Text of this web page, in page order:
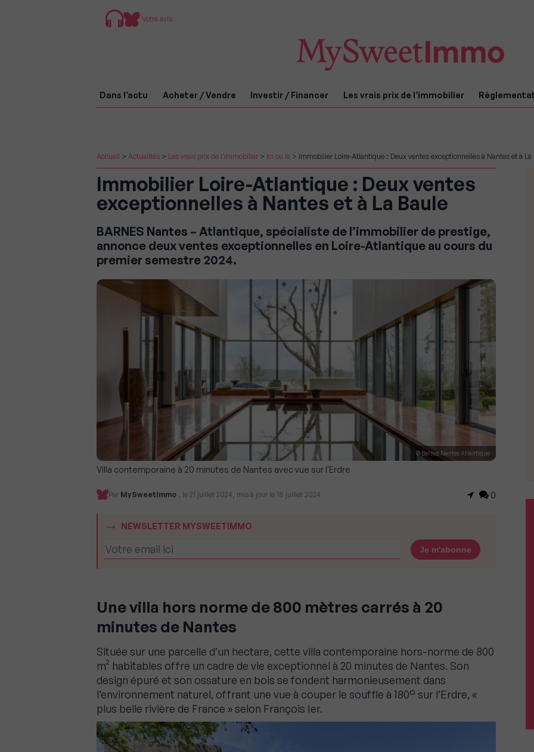
Votre avis
Dans l’actu Acheter / Vendre Investir / Financer Les vrais prix de l’immobilier
Accueil > Actualités > Les vrais prix de l'immobilier > Ici ou là > Immobilier Loire-Atlantique : Deux ventes exceptionnelles à Nantes et à La
Immobilier Loire-Atlantique : Deux ventes
exceptionnelles à Nantes et à La Baule
BARNES Nantes – Atlantique, spécialiste de l’immobilier de prestige,
annonce deux ventes exceptionnelles en Loire-Atlantique au cours du
premier semestre 2024.
© Barnes Nantes Atlantique
Villa contemporaine à 20 minutes de Nantes avec vue sur l'Erdre
Par MySweetImmo , le 21 juillet 2024, mis à jour le 18 juillet 2024 0
NEWSLETTER MYSWEETIMMO
Une villa hors norme de 800 mètres carrés à 20
minutes de Nantes
Située sur une parcelle d’un hectare, cette villa contemporaine hors-norme de 800
m² habitables offre un cadre de vie exceptionnel à 20 minutes de Nantes. Son
design épuré et son ossature en bois se fondent harmonieusement dans
l’environnement naturel, offrant une vue à couper le souffle à 180° sur l’Erdre, «
plus belle rivière de France » selon François Ier.